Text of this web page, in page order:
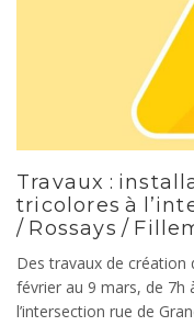
Travaux :
tricolores à
/ Rossays /
Des travaux de création
février au 9 mars, de 7h
l’intersection rue de